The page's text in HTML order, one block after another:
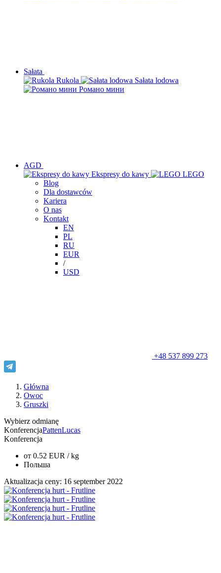
Sałata
Rukola
Sałata lodowa
Романо мини
AGD
Ekspresy do kawy
LEGO
Blog
Dla dostawców
Kariera
O nas
Kontakt
EN
PL
RU
EUR
/
USD
+48 537 899 273
Główna
Owoc
Gruszki
Wybierz odmianę
KonferencjaPattenLucas
Konferencja
от 0.52 EUR / kg
Польша
Aktualizacja ceny: 16 september 2022